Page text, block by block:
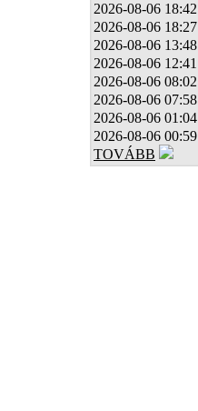
2026-08-06 18:42
2026-08-06 18:27
2026-08-06 13:48
2026-08-06 12:41
2026-08-06 08:02
2026-08-06 07:58
2026-08-06 01:04
2026-08-06 00:59
TOVÁBB